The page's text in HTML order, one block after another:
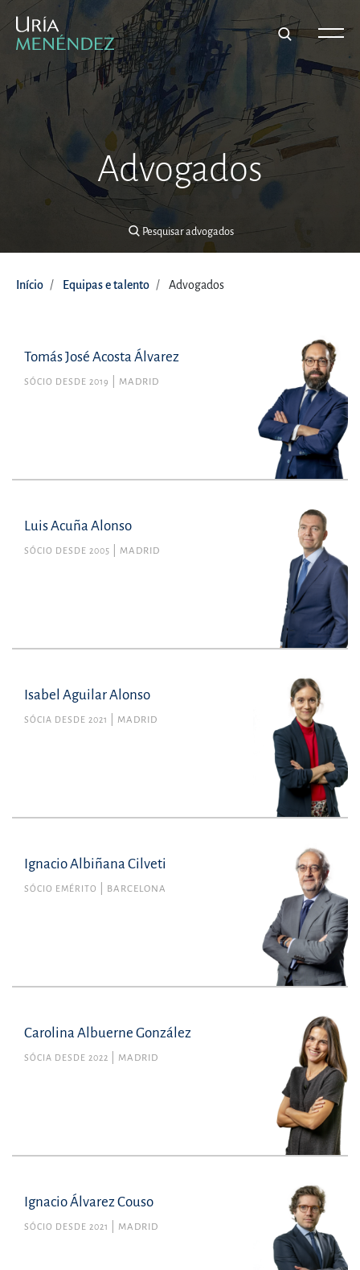
Advogados
Pesquisar advogados
Pesquisar advogados
Início Equipas e talento Advogados
Tomás José Acosta Álvarez
SÓCIO DESDE 2019 MADRID
Luis Acuña Alonso
SÓCIO DESDE 2005 MADRID
Isabel Aguilar Alonso
SÓCIA DESDE 2021 MADRID
Ignacio Albiñana Cilveti
SÓCIO EMÉRITO BARCELONA
Carolina Albuerne González
SÓCIA DESDE 2022 MADRID
Ignacio Álvarez Couso
SÓCIO DESDE 2021 MADRID